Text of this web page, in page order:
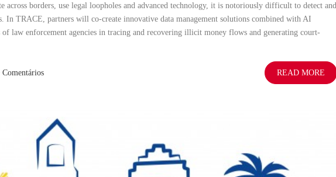
across borders, use legal loopholes and advanced technology, it is notoriously difficult to detect and
TRACE, partners will co‐create innovative data management solutions combined with AI
of law enforcement agencies in tracing and recovering illicit money flows and generating court‐
Comentários READ MORE